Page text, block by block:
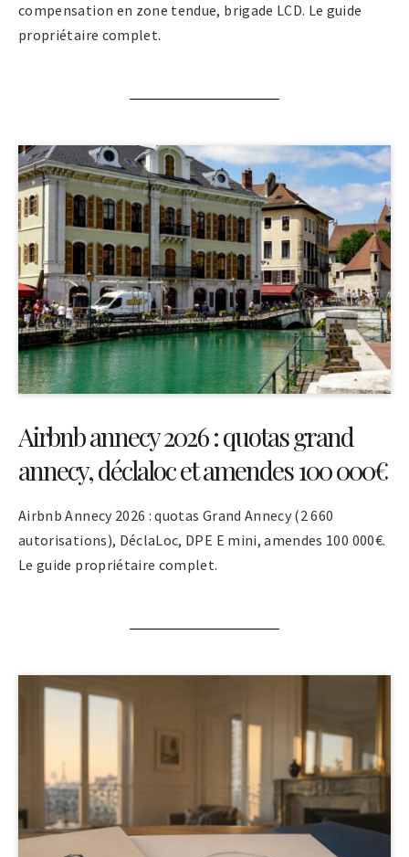
compensation en zone tendue, brigade LCD. Le guide
propriétaire complet.
Airbnb annecy 2026 : quotas grand
annecy, déclaloc et amendes 100 000€
Airbnb Annecy 2026 : quotas Grand Annecy (2 660
autorisations), DéclaLoc, DPE E mini, amendes 100 000€.
Le guide propriétaire complet.